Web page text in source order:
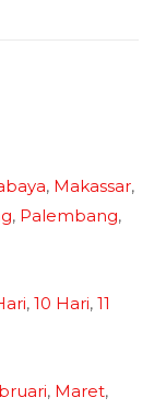
, Makassar,
, Palembang,
, 10 Hari, 11
, Maret,